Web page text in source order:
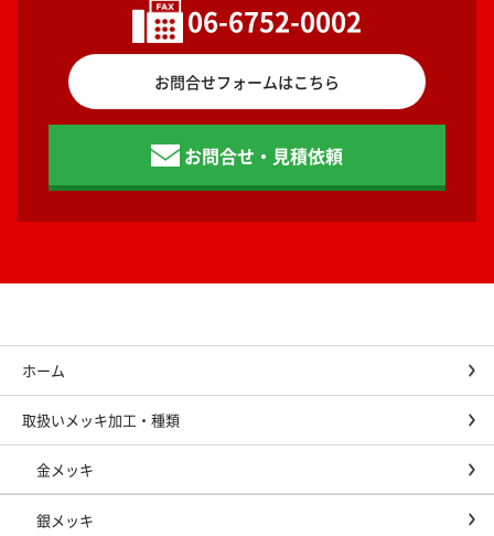
06-6752-0002
お問合せフォームはこちら
お問合せ・見積依頼
ホーム
取扱いメッキ加工・種類
金メッキ
銀メッキ